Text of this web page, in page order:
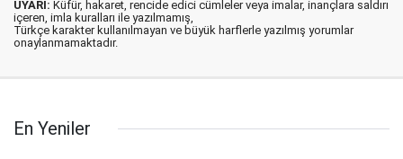
UYARI: Küfür, hakaret, rencide edici cümleler veya imalar, inançlara saldırı
içeren, imla kuralları ile yazılmamış,
Türkçe karakter kullanılmayan ve büyük harflerle yazılmış yorumlar
onaylanmamaktadır.
En Yeniler